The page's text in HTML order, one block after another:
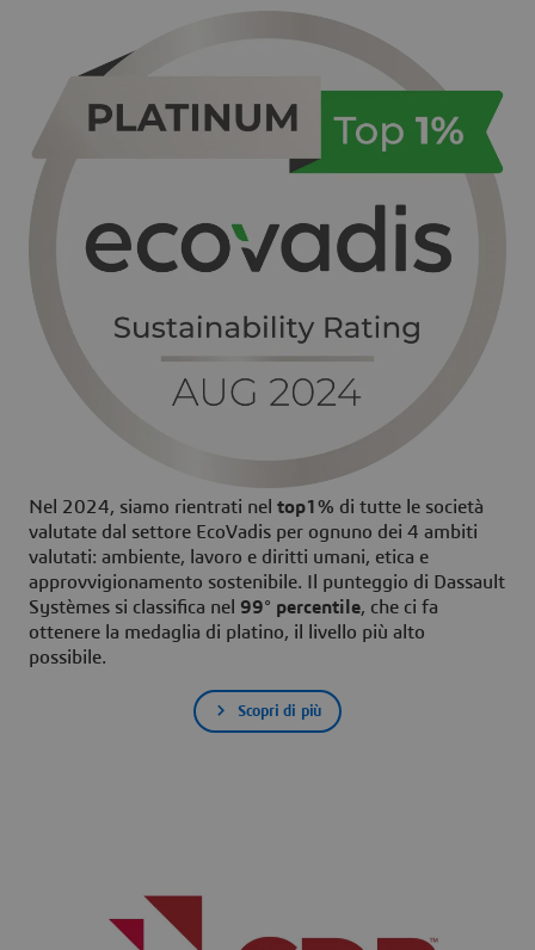
Nel 2024, siamo rientrati nel top1% di tutte le società
valutate dal settore EcoVadis per ognuno dei 4 ambiti
valutati: ambiente, lavoro e diritti umani, etica e
approvvigionamento sostenibile. Il punteggio di Dassault
Systèmes si classifica nel 99° percentile, che ci fa
ottenere la medaglia di platino, il livello più alto
possibile.
Scopri di più